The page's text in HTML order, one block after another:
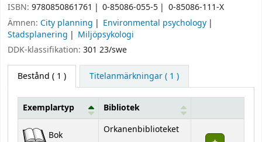
ISBN: 9780850861761 0-85086-055-5
0-85086-111-X
Ämnen: City planning
Environmental psychology
Stadsplanering
Miljöpsykologi
DDK-klassifikation: 301 23/swe
Bestånd ( 1 ) Titelanmärkningar ( 1 )
Bestånd
Exemplartyp Bibliotek
Bok Orkanenbiblioteket